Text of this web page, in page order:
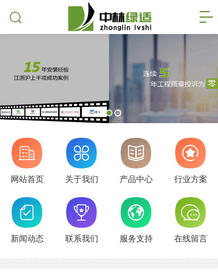
网站首页 关于我们 产品中心 行业方案
新闻动态 联系我们 服务支持 在线留言